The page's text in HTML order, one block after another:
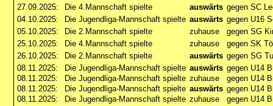
27.09.2025: Die 4.Mannschaft spielte auswärts gegen SC
04.10.2025:
Die Jugendliga-Mannschaft spielte auswärts gegen U16
05.10.2025:
Die 2.Mannschaft spielte zuhause
gegen SG
25.10.2025:
Die 4.Mannschaft spielte zuhause
gegen SK
26.10.2025:
Die 2.Mannschaft spielte auswärts gegen SG
08.11.2025:
Die Jugendliga-Mannschaft spielte auswärts gegen U14
08.11.2025:
Die Jugendliga-Mannschaft spielte zuhause
gegen U14
08.11.2025:
Die Jugendliga-Mannschaft spielte auswärts gegen U14
08.11.2025:
Die Jugendliga-Mannschaft spielte zuhause
gegen U14